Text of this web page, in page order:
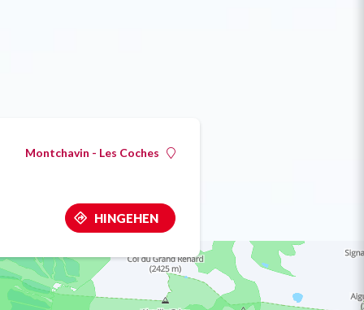
Montchavin - Les Coches
HINGEHEN